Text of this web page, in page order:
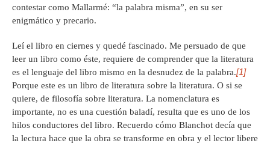
contestar como Mallarmé: “la palabra misma”, en su ser
enigmático y precario.
Leí el libro en ciernes y quedé fascinado. Me persuado de que
leer un libro como éste, requiere de comprender que la literatura
es el lenguaje del libro mismo en la desnudez de la palabra.[1]
Porque este es un libro de literatura sobre la literatura. O si se
quiere, de filosofía sobre literatura. La nomenclatura es
importante, no es una cuestión baladí, resulta que es uno de los
hilos conductores del libro. Recuerdo cómo Blanchot decía que
la lectura hace que la obra se transforme en obra y el lector libere